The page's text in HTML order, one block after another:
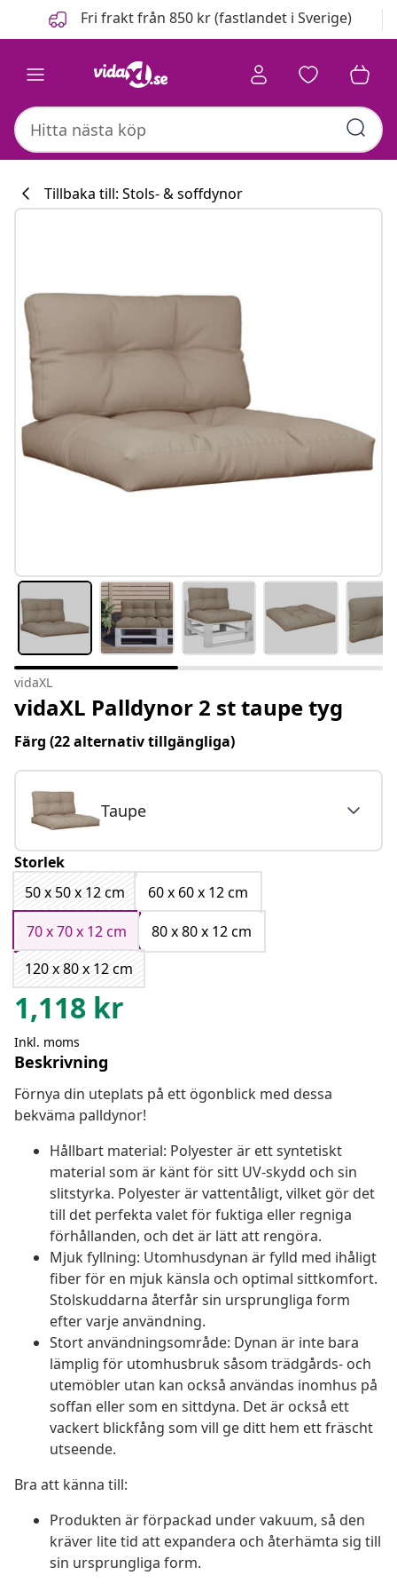
FöregåendeFri frakt från 850 kr (fastlandet i Sverige)
Tillbaka till: Stols- & soffdynor
vidaXL
vidaXL Palldynor 2 st taupe tyg
Färg (22 alternativ tillgängliga)
Taupe
Storlek
50 x 50 x 12 cm
60 x 60 x 12 cm
70 x 70 x 12 cm
80 x 80 x 12 cm
120 x 80 x 12 cm
1,118 kr
Inkl. moms
Beskrivning
Förnya din uteplats på ett ögonblick med dessa
bekväma palldynor!
Hållbart material: Polyester är ett syntetiskt
material som är känt för sitt UV-skydd och sin
slitstyrka. Polyester är vattentåligt, vilket gör det
till det perfekta valet för fuktiga eller regniga
förhållanden, och det är lätt att rengöra.
Mjuk fyllning: Utomhusdynan är fylld med ihåligt
fiber för en mjuk känsla och optimal sittkomfort.
Stolskuddarna återfår sin ursprungliga form
efter varje användning.
Stort användningsområde: Dynan är inte bara
lämplig för utomhusbruk såsom trädgårds- och
utemöbler utan kan också användas inomhus på
soffan eller som en sittdyna. Det är också ett
vackert blickfång som vill ge ditt hem ett fräscht
utseende.
Bra att känna till:
Produkten är förpackad under vakuum, så den
kräver lite tid att expandera och återhämta sig till
sin ursprungliga form.